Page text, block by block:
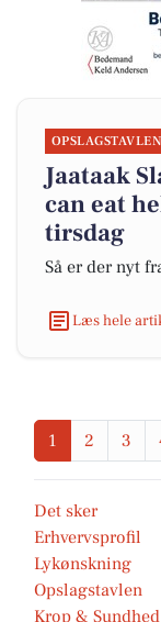
OPSLAGSTAVLEN
Jaataak
can eat
tirsdag
Så er der nyt
Læs hele
1 2 3
Det sker
Erhvervsprofil
Lykønskning
Opslagstavlen
Krop & Sundhed